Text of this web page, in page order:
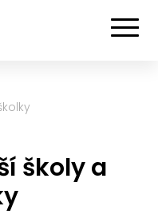
školy a